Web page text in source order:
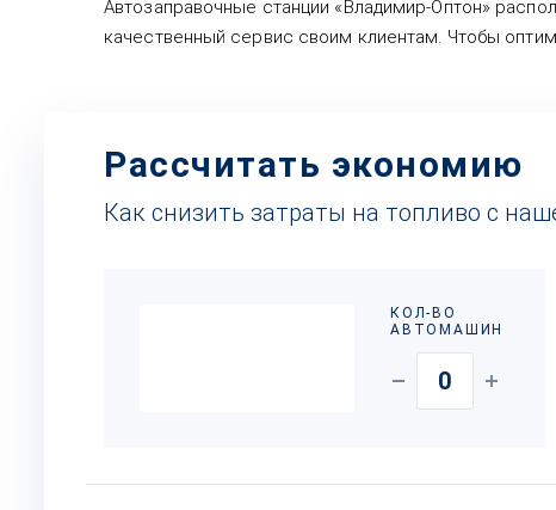
Автозаправочные станции «Владимир-Оптон»
качественный сервис своим клиентам. Чтобы
Рассчитать экономию
Как снизить затраты на топливо с
КОЛ-ВО
АВТОМАШИН